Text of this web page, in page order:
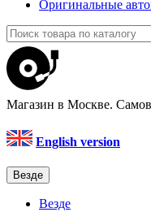
Оригинальные
Магазин в Москве.
English version
Везде
Везде